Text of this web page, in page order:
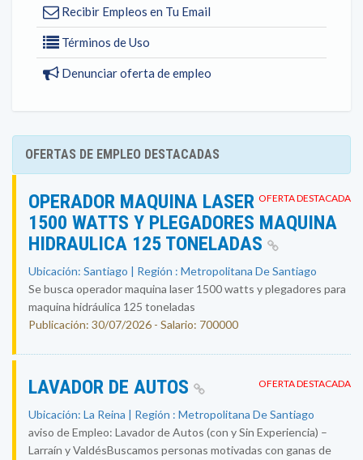
Recibir Empleos en Tu Email
Términos de Uso
Denunciar oferta de empleo
OFERTAS DE EMPLEO DESTACADAS
OFERTA DESTACADA
OPERADOR MAQUINA LASER
1500 WATTS Y PLEGADORES MAQUINA
HIDRAULICA 125 TONELADAS
Ubicación: Santiago | Región : Metropolitana De Santiago
Se busca operador maquina laser 1500 watts y plegadores para
maquina hidráulica 125 toneladas
Publicación: 30/07/2026 - Salario: 700000
OFERTA DESTACADA
LAVADOR DE AUTOS
Ubicación: La Reina | Región : Metropolitana De Santiago
aviso de Empleo: Lavador de Autos (con y Sin Experiencia) –
Larraín y ValdésBuscamos personas motivadas con ganas de